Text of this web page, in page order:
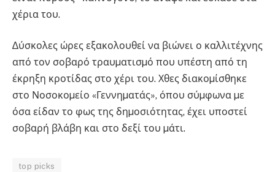
χέρια του.
∆ύσκολες ώρες εξακολουθεί να βιώνει ο καλλιτέχνης
από τον σοβαρό τραυµατισµό που υπέστη από τη
έκρηξη κροτίδας στο χέρι του. Χθες διακοµίσθηκε
στο Νοσοκοµείο «Γεννηµατάς», όπου σύµφωνα µε
όσα είδαν το φως της δηµοσιότητας, έχει υποστεί
σοβαρή βλάβη και στο δεξί του µάτι.
top picks